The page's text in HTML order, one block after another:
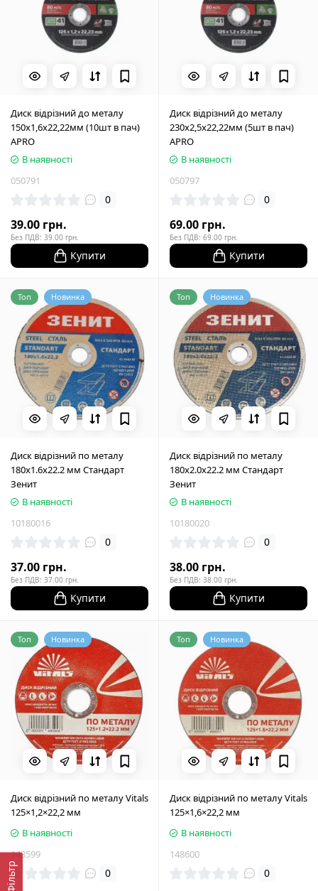
Фільтр
Диск відрізний до металу
150х1,6х22,22мм (10шт в пач)
APRO
В наявності
050791
0
39.00 грн.
Без ПДВ: 39.00 грн.
Купити
Диск відрізний до металу
230х2,5х22,22мм (5шт в пач)
APRO
В наявності
050797
0
69.00 грн.
Без ПДВ: 69.00 грн.
Купити
Топ Новинка
Диск відрізний по металу
180х1.6х22.2 мм Стандарт
Зенит
В наявності
10180016
0
37.00 грн.
Без ПДВ: 37.00 грн.
Купити
Топ Новинка
Диск відрізний по металу
180х2.0х22.2 мм Стандарт
Зенит
В наявності
10180020
0
38.00 грн.
Без ПДВ: 38.00 грн.
Купити
Топ Новинка
Диск відрізний по металу Vitals
125×1,2×22,2 мм
В наявності
148599
0
Топ Новинка
Диск відрізний по металу Vitals
125×1,6×22,2 мм
В наявності
148600
0